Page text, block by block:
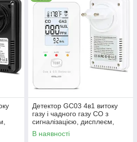
Детектор GC03 4в1 витоку
газу і чадного газу CO з
сигналізацією, дисплеєм,
вимірюванням температури
й вологості Білий
В наявності